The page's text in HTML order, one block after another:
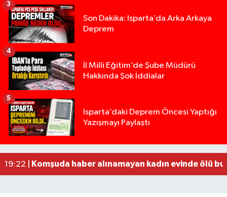
Son Dakika: Isparta’da Arka Arkaya
Deprem
3
İl Milli Eğitim’de Şube Müdürü
Hakkında Şok İddialar
4
Isparta’daki Deprem Öncesi Yaptığı
Yazışmayı Paylaştı
5
13:00 |Yığılca'da kardeşler arasındaki silahlı kavgada
12:48 |Tur teknesi çalışanlarının birbirine girdiği kavga
02:26 |MOTOSİKLETLE ÇARPIŞAN OTOMOBİL GÜL
19:22 |
Komşuda haber alınamayan kadın evinde ölü